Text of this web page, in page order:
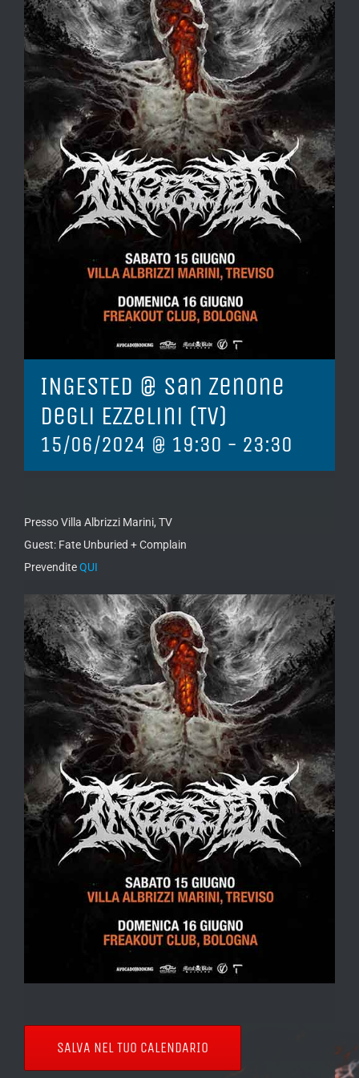
INGESTED @ San Zenone
degli Ezzelini (TV)
15/06/2024 @ 19:30 - 23:30
Presso Villa Albrizzi Marini, TV
Guest: Fate Unburied + Complain
PrevenditeQUI
SALVA NEL TUO CALENDARIO